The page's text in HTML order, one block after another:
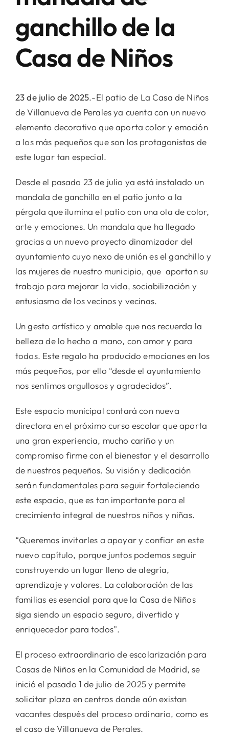
ganchillo de la
Casa de Niños
23 de julio de 2025.-El patio de La Casa de Niños
de Villanueva de Perales ya cuenta con un nuevo
elemento decorativo que aporta color y emoción
a los más pequeños que son los protagonistas de
este lugar tan especial.
Desde el pasado 23 de julio ya está instalado un
mandala de ganchillo en el patio junto a la
pérgola que ilumina el patio con una ola de color,
arte y emociones. Un mandala que ha llegado
gracias a un nuevo proyecto dinamizador del
ayuntamiento cuyo nexo de unión es el ganchillo y
las mujeres de nuestro municipio, que aportan su
trabajo para mejorar la vida, sociabilización y
entusiasmo de los vecinos y vecinas.
Un gesto artístico y amable que nos recuerda la
belleza de lo hecho a mano, con amor y para
todos. Este regalo ha producido emociones en los
más pequeños, por ello “desde el ayuntamiento
nos sentimos orgullosos y agradecidos”.
Este espacio municipal contará con nueva
directora en el próximo curso escolar que aporta
una gran experiencia, mucho cariño y un
compromiso firme con el bienestar y el desarrollo
de nuestros pequeños. Su visión y dedicación
serán fundamentales para seguir fortaleciendo
este espacio, que es tan importante para el
crecimiento integral de nuestros niños y niñas.
“Queremos invitarles a apoyar y confiar en este
nuevo capítulo, porque juntos podemos seguir
construyendo un lugar lleno de alegría,
aprendizaje y valores. La colaboración de las
familias es esencial para que la Casa de Niños
siga siendo un espacio seguro, divertido y
enriquecedor para todos”.
El proceso extraordinario de escolarización para
Casas de Niños en la Comunidad de Madrid, se
inició el pasado 1 de julio de 2025 y permite
solicitar plaza en centros donde aún existan
vacantes después del proceso ordinario, como es
el caso de Villanueva de Perales.